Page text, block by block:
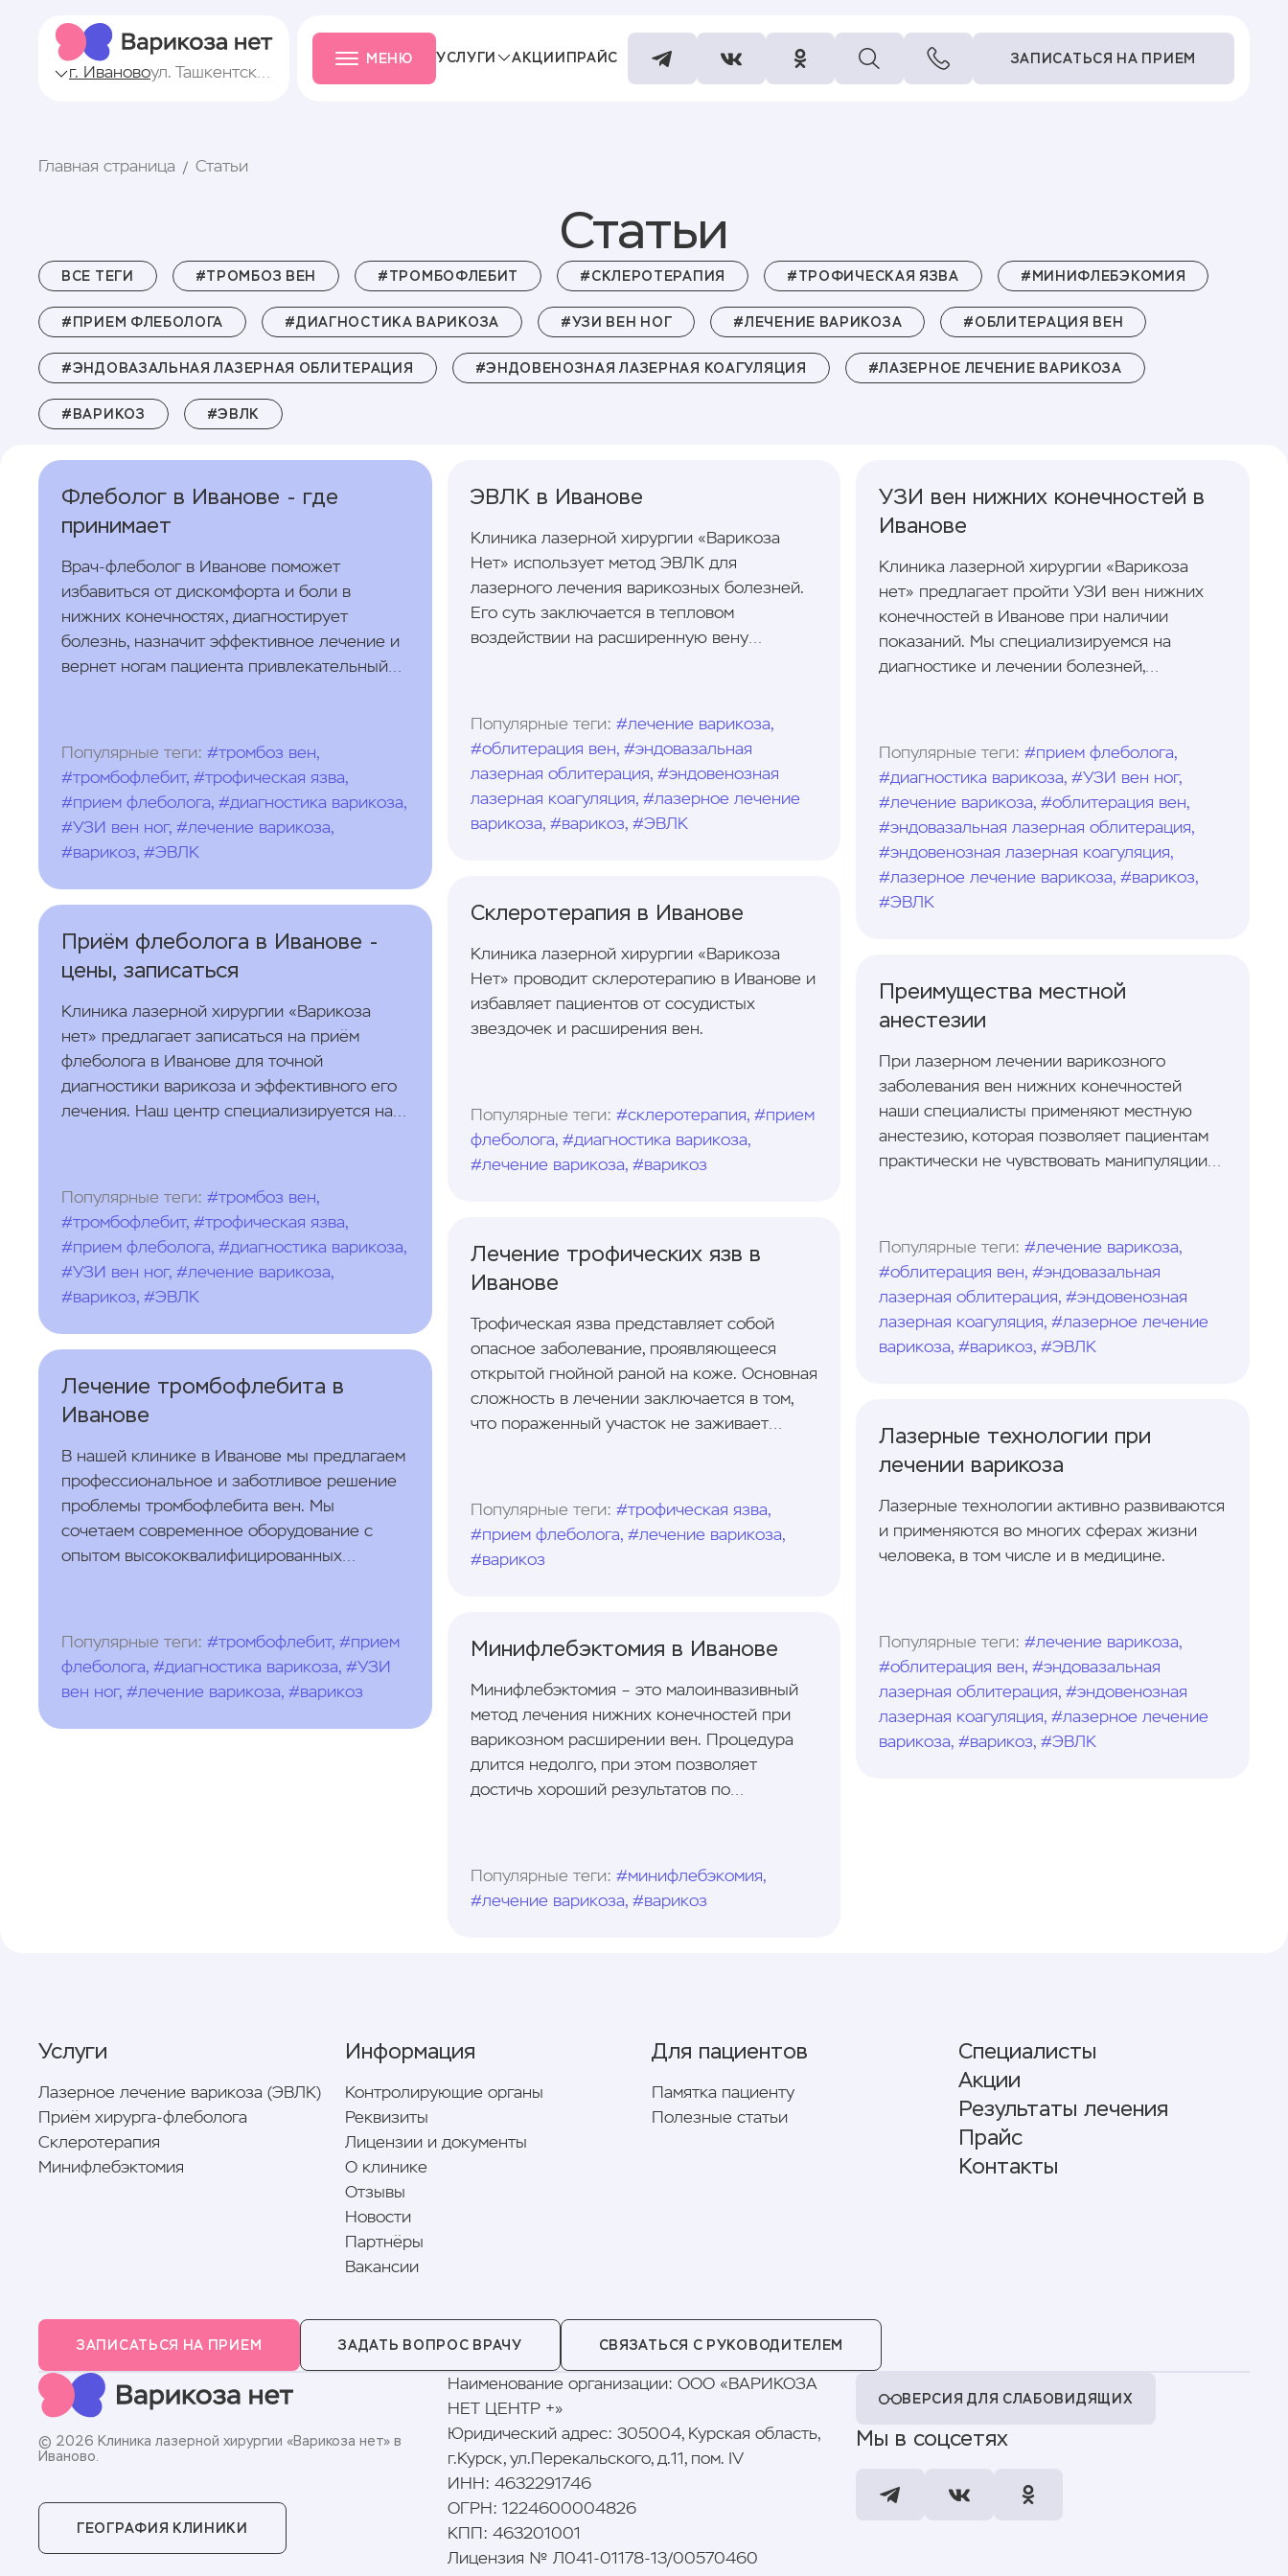
г. Иваново ул. Ташкентская, 57
МЕНЮ УСЛУГИ АКЦИИПРАЙС
ЗАПИСАТЬСЯ НА ПРИЕМ
Главная страница Статьи
Статьи
ВСЕ ТЕГИ #ТРОМБОЗ ВЕН #ТРОМБОФЛЕБИТ #СКЛЕРОТЕРАПИЯ #ТРОФИЧЕСКАЯ ЯЗВА #МИНИФЛЕБЭКОМИЯ
#ПРИЕМ ФЛЕБОЛОГА #ДИАГНОСТИКА ВАРИКОЗА #УЗИ ВЕН НОГ #ЛЕЧЕНИЕ ВАРИКОЗА #ОБЛИТЕРАЦИЯ ВЕН
#ЭНДОВАЗАЛЬНАЯ ЛАЗЕРНАЯ ОБЛИТЕРАЦИЯ #ЭНДОВЕНОЗНАЯ ЛАЗЕРНАЯ КОАГУЛЯЦИЯ #ЛАЗЕРНОЕ ЛЕЧЕНИЕ ВАРИКОЗА
#ВАРИКОЗ #ЭВЛК
Флеболог в Иванове - где
принимает
Врач-флеболог в Иванове поможет
избавиться от дискомфорта и боли в
нижних конечностях, диагностирует
болезнь, назначит эффективное лечение и
вернет ногам пациента привлекательный
Популярные теги: #тромбоз вен,
#тромбофлебит, #трофическая язва,
#прием флеболога, #диагностика варикоза,
#УЗИ вен ног, #лечение варикоза,
#варикоз, #ЭВЛК
Приём флеболога в Иванове -
цены, записаться
Клиника лазерной хирургии «Варикоза
нет» предлагает записаться на приём
флеболога в Иванове для точной
диагностики варикоза и эффективного его
лечения. Наш центр специализируется на
Популярные теги: #тромбоз вен,
#тромбофлебит, #трофическая язва,
#прием флеболога, #диагностика варикоза,
#УЗИ вен ног, #лечение варикоза,
#варикоз, #ЭВЛК
Лечение тромбофлебита в
Иванове
В нашей клинике в Иванове мы предлагаем
профессиональное и заботливое решение
проблемы тромбофлебита вен. Мы
сочетаем современное оборудование с
опытом высококвалифицированных
венозного тромбоза. Наше обслуживание
охватывает все этапы: от тщательной
хирургических методов и индивидуальной
Популярные теги: #тромбофлебит, #прием
флеболога, #диагностика варикоза, #УЗИ
вен ног, #лечение варикоза, #варикоз
ЭВЛК в Иванове
Клиника лазерной хирургии «Варикоза
Нет» использует метод ЭВЛК для
лазерного лечения варикозных болезней.
Его суть заключается в тепловом
воздействии на расширенную вену
Популярные теги: #лечение варикоза,
#облитерация вен, #эндовазальная
лазерная облитерация, #эндовенозная
лазерная коагуляция, #лазерное лечение
варикоза, #варикоз, #ЭВЛК
Cклеротерапия в Иванове
Клиника лазерной хирургии «Варикоза
Нет» проводит склеротерапию в Иванове и
избавляет пациентов от сосудистых
звездочек и расширения вен.
Популярные теги: #склеротерапия, #прием
флеболога, #диагностика варикоза,
#лечение варикоза, #варикоз
Лечение трофических язв в
Иванове
Трофическая язва представляет собой
опасное заболевание, проявляющееся
открытой гнойной раной на коже. Основная
сложность в лечении заключается в том,
что пораженный участок не заживает
Популярные теги: #трофическая язва,
#прием флеболога, #лечение варикоза,
#варикоз
Минифлебэктомия в Иванове
Минифлебэктомия – это малоинвазивный
метод лечения нижних конечностей при
варикозном расширении вен. Процедура
длится недолго, при этом позволяет
достичь хороший результатов по
Популярные теги: #минифлебэкомия,
#лечение варикоза, #варикоз
УЗИ вен нижних конечностей в
Иванове
Клиника лазерной хирургии «Варикоза
нет» предлагает пройти УЗИ вен нижних
конечностей в Иванове при наличии
показаний. Мы специализируемся на
диагностике и лечении болезней,
врачи-флебологи, которые проведут
первичный осмотр пациента и назначат
оптимальный метод лечения.
Популярные теги:#прием флеболога,
#диагностика варикоза, #УЗИ вен ног,
#лечение варикоза, #облитерация вен,
#эндовазальная лазерная облитерация,
#эндовенозная лазерная коагуляция,
#лазерное лечение варикоза, #варикоз,
#ЭВЛК
Преимущества местной
анестезии
При лазерном лечении варикозного
заболевания вен нижних конечностей
наши специалисты применяют местную
анестезию, которая позволяет пациентам
практически не чувствовать манипуляции
обезболивания? На этот вопрос мы
ответим в этой статье
Популярные теги:#лечение варикоза,
#облитерация вен, #эндовазальная
лазерная облитерация, #эндовенозная
лазерная коагуляция, #лазерное лечение
варикоза, #варикоз, #ЭВЛК
Лазерные технологии при
лечении варикоза
Лазерные технологии активно развиваются
и применяются во многих сферах жизни
человека, в том числе и в медицине.
Популярные теги:#лечение варикоза,
#облитерация вен, #эндовазальная
лазерная облитерация, #эндовенозная
лазерная коагуляция, #лазерное лечение
варикоза, #варикоз, #ЭВЛК
Услуги
Лазерное лечение варикоза (ЭВЛК)
Приём хирурга-флеболога
Склеротерапия
Минифлебэктомия
Информация
Контролирующие органы
Реквизиты
Лицензии и документы
О клинике
Отзывы
Новости
Партнёры
Вакансии
Для пациентов
Памятка пациенту
Полезные статьи
Специалисты
Акции
Результаты лечения
Прайс
Контакты
ЗАПИСАТЬСЯ НА ПРИЕМ ЗАДАТЬ ВОПРОС ВРАЧУ СВЯЗАТЬСЯ С РУКОВОДИТЕЛЕМ
© 2026 Клиника лазерной хирургии «Варикоза нет» в
Иваново.
ГЕОГРАФИЯ КЛИНИКИ
Наименование организации: ООО «ВАРИКОЗА
НЕТ ЦЕНТР +»
Юридический адрес: 305004, Курская область,
г.Курск, ул.Перекальского, д.11, пом. IV
ИНН: 4632291746
ОГРН: 1224600004826
КПП : 463201001
Лицензия № Л041-01178-13/00570460
ВЕРСИЯ ДЛЯ СЛАБОВИДЯЩИХ
Мы в соцсетях